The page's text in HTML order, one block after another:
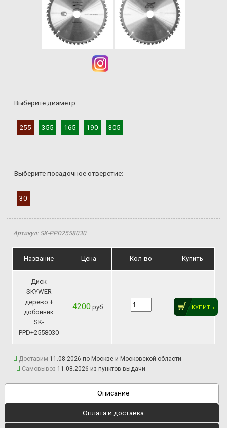
Выберите диаметр:
255 355 165 190 305
Выберите посадочное отверстие:
30
Артикул: SK-PPD2558030
Название Цена Кол-во Купить
Диск
SKYWER
дерево +
добойник
SK-
PPD+2558030
4200 руб. КУПИТЬ
Доставим 11.08.2026 по Москве и Московской области
Самовывоз 11.08.2026 из пунктов выдачи
Описание
Оплата и доставка